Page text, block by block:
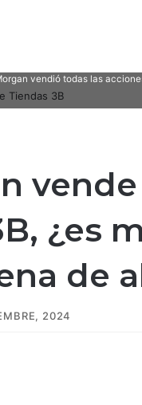
vendió todas las
¿es
de
2024